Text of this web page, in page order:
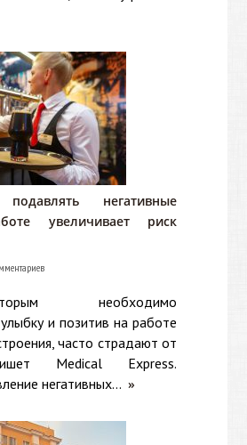
подавлять негативные
увеличивает риск
необходимо
и позитив на работе
часто страдают от
Medical Express.
негативных... »